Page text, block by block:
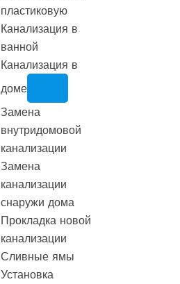
пластиковую
Канализация в
ванной
Канализация в
доме
Замена
внутридомовой
канализации
Замена
канализации
снаружи дома
Прокладка новой
канализации
Сливные ямы
Установка